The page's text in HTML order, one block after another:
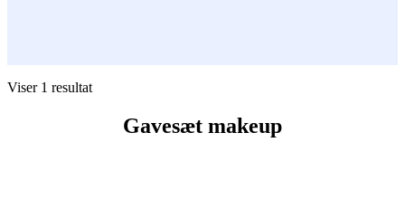
Viser 1 resultat
Gavesæt makeup